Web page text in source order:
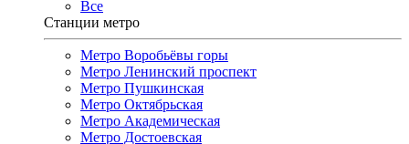
Все
Станции метро
Метро Воробьёвы горы
Метро Ленинский проспект
Метро Пушкинская
Метро Октябрьская
Метро Академическая
Метро Достоевская